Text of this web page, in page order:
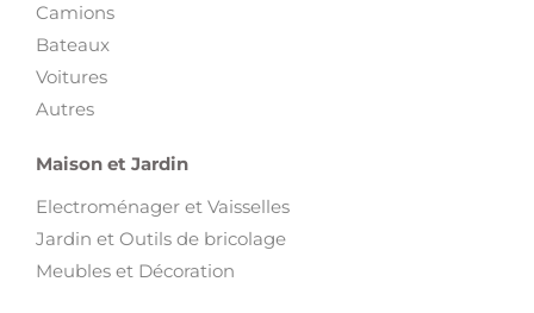
Camions
Bateaux
Voitures
Autres
Maison et Jardin
Electroménager et Vaisselles
Jardin et Outils de bricolage
Meubles et Décoration